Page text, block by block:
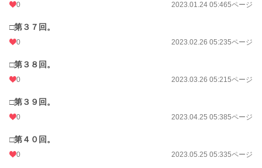
0 2023.01.24 05:465ページ
□第３７回。
0 2023.02.26 05:235ページ
□第３８回。
0 2023.03.26 05:215ページ
□第３９回。
0 2023.04.25 05:385ページ
□第４０回。
0 2023.05.25 05:335ページ